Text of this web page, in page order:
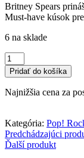
Britney Spears
Must-have kúsok
6 na sklade
množstvo
Funko
POP!
Rocks
Spears
Pridať do košíka
Najnižšia cena za
Kategória: Pop!
Predchádzajúci
Ďalší produkt